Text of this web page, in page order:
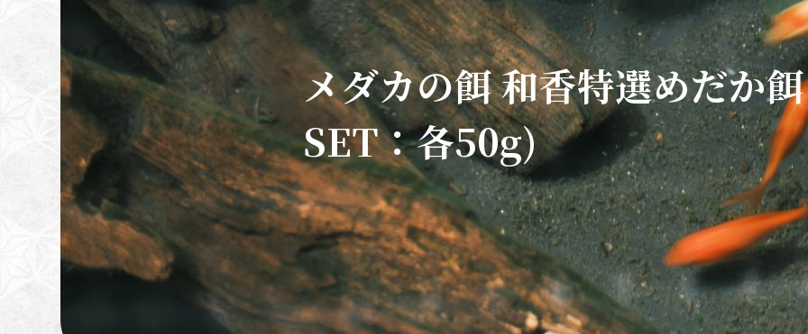
メダカの餌 和香特選めだか
SET：各50g)